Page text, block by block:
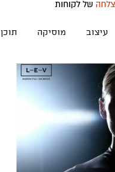
של לקוחות
עיצוב מוסיקה תוכן